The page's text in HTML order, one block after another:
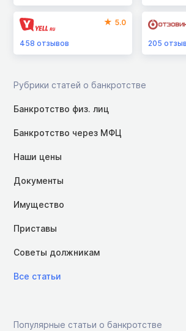
5.0
458 отзывов 205
Рубрики статей о банкротстве
Банкротство физ. лиц
Банкротство через МФЦ
Наши цены
Документы
Имущество
Приставы
Советы должникам
Все статьи
Популярные статьи о банкротстве